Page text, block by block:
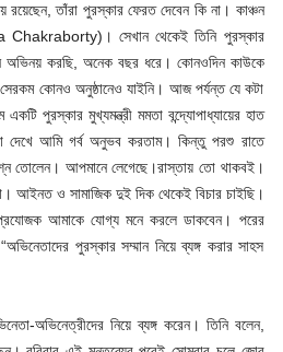
রয়েছেন, তাঁরা পুরস্কার ফেরত দেবেন কি না। কাঞ্চন
Chakraborty)। সেখান থেকেই তিনি পুরস্কার
অভিনয় করছি, অনেক বছর ধরে। কোনওদিন কাউকে
সেরকম কোনও অনুষ্ঠানেও যাইনি। আজ পর্যন্ত যে কটা
পুরস্কার মুখ্যমন্ত্রী মমতা বন্দ্যোপাধ্যায়ের হাত
দেখে আমি গর্ব অনুভব করতাম। কিন্তু পরশু রাতে
তোলেন। আপমানে লেগেছে।রাস্তায় তো থাকবই।
আইনত ও সামাজিক দুই দিক থেকেই বিচার চাইছি।
আমাকে যোগ্য মনে করলে ডাকবেন। পরের
পুরস্কার সম্মান নিয়ে ব্যঙ্গ করার সাহস
অভিনেত্রীদের নিয়ে ব্যঙ্গ করেন। তিনি বলেন,